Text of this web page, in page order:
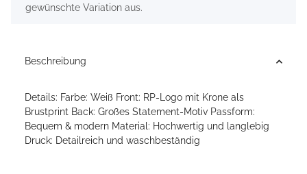
gewünschte Variation aus.
Beschreibung
Details: Farbe: Weiß Front: RP-Logo mit Krone als
Brustprint Back: Großes Statement-Motiv Passform:
Bequem & modern Material: Hochwertig und langlebig
Druck: Detailreich und waschbeständig